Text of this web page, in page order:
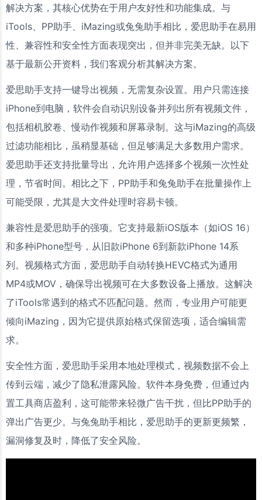
解决方案，其核心优势在于用户友好性和功能集成。与
iTools、PP助手、iMazing或兔兔助手相比，爱思助手在易用
性、兼容性和安全性方面表现突出，但并非完美无缺。以下
基于最新公开资料，我们客观分析其解决方案。
爱思助手支持一键导出视频，无需复杂设置。用户只需连接
iPhone到电脑，软件会自动识别设备并列出所有视频文件，
包括相机胶卷、慢动作视频和屏幕录制。这与iMazing的高级
过滤功能相比，虽稍显基础，但足够满足大多数用户需求。
爱思助手还支持批量导出，允许用户选择多个视频一次性处
理，节省时间。相比之下，PP助手和兔兔助手在批量操作上
可能受限，尤其是大文件处理时容易卡顿。
兼容性是爱思助手的强项。它支持最新iOS版本（如iOS 16）
和多种iPhone型号，从旧款iPhone 6到新款iPhone 14系
列。视频格式方面，爱思助手自动转换HEVC格式为通用
MP4或MOV，确保导出视频可在大多数设备上播放。这解决
了iTools常遇到的格式不匹配问题。然而，专业用户可能更
倾向iMazing，因为它提供原始格式保留选项，适合编辑需
求。
安全性方面，爱思助手采用本地处理模式，视频数据不会上
传到云端，减少了隐私泄露风险。软件本身免费，但通过内
置工具商店盈利，这可能带来轻微广告干扰，但比PP助手的
弹出广告更少。与兔兔助手相比，爱思助手的更新更频繁，
漏洞修复及时，降低了安全风险。